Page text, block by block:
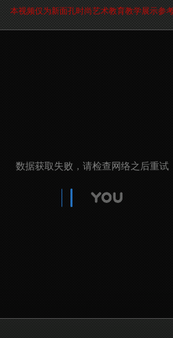
本视频仅为新面孔时尚艺术教育教学展示参